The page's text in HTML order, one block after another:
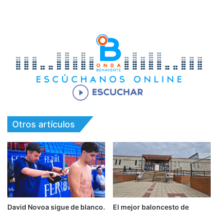
Otros artículos
David Novoa sigue de blanco.
El mejor baloncesto de